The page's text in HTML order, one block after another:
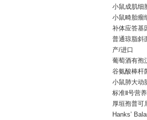
小鼠成肌细
小鼠畸胎瘤
补体应答基
普通琼脂斜
产/进口
葡萄酒有孢
谷氨酸棒杆
小鼠肺大动
标准Ⅱ号营
厚垣孢普可
Hanks’